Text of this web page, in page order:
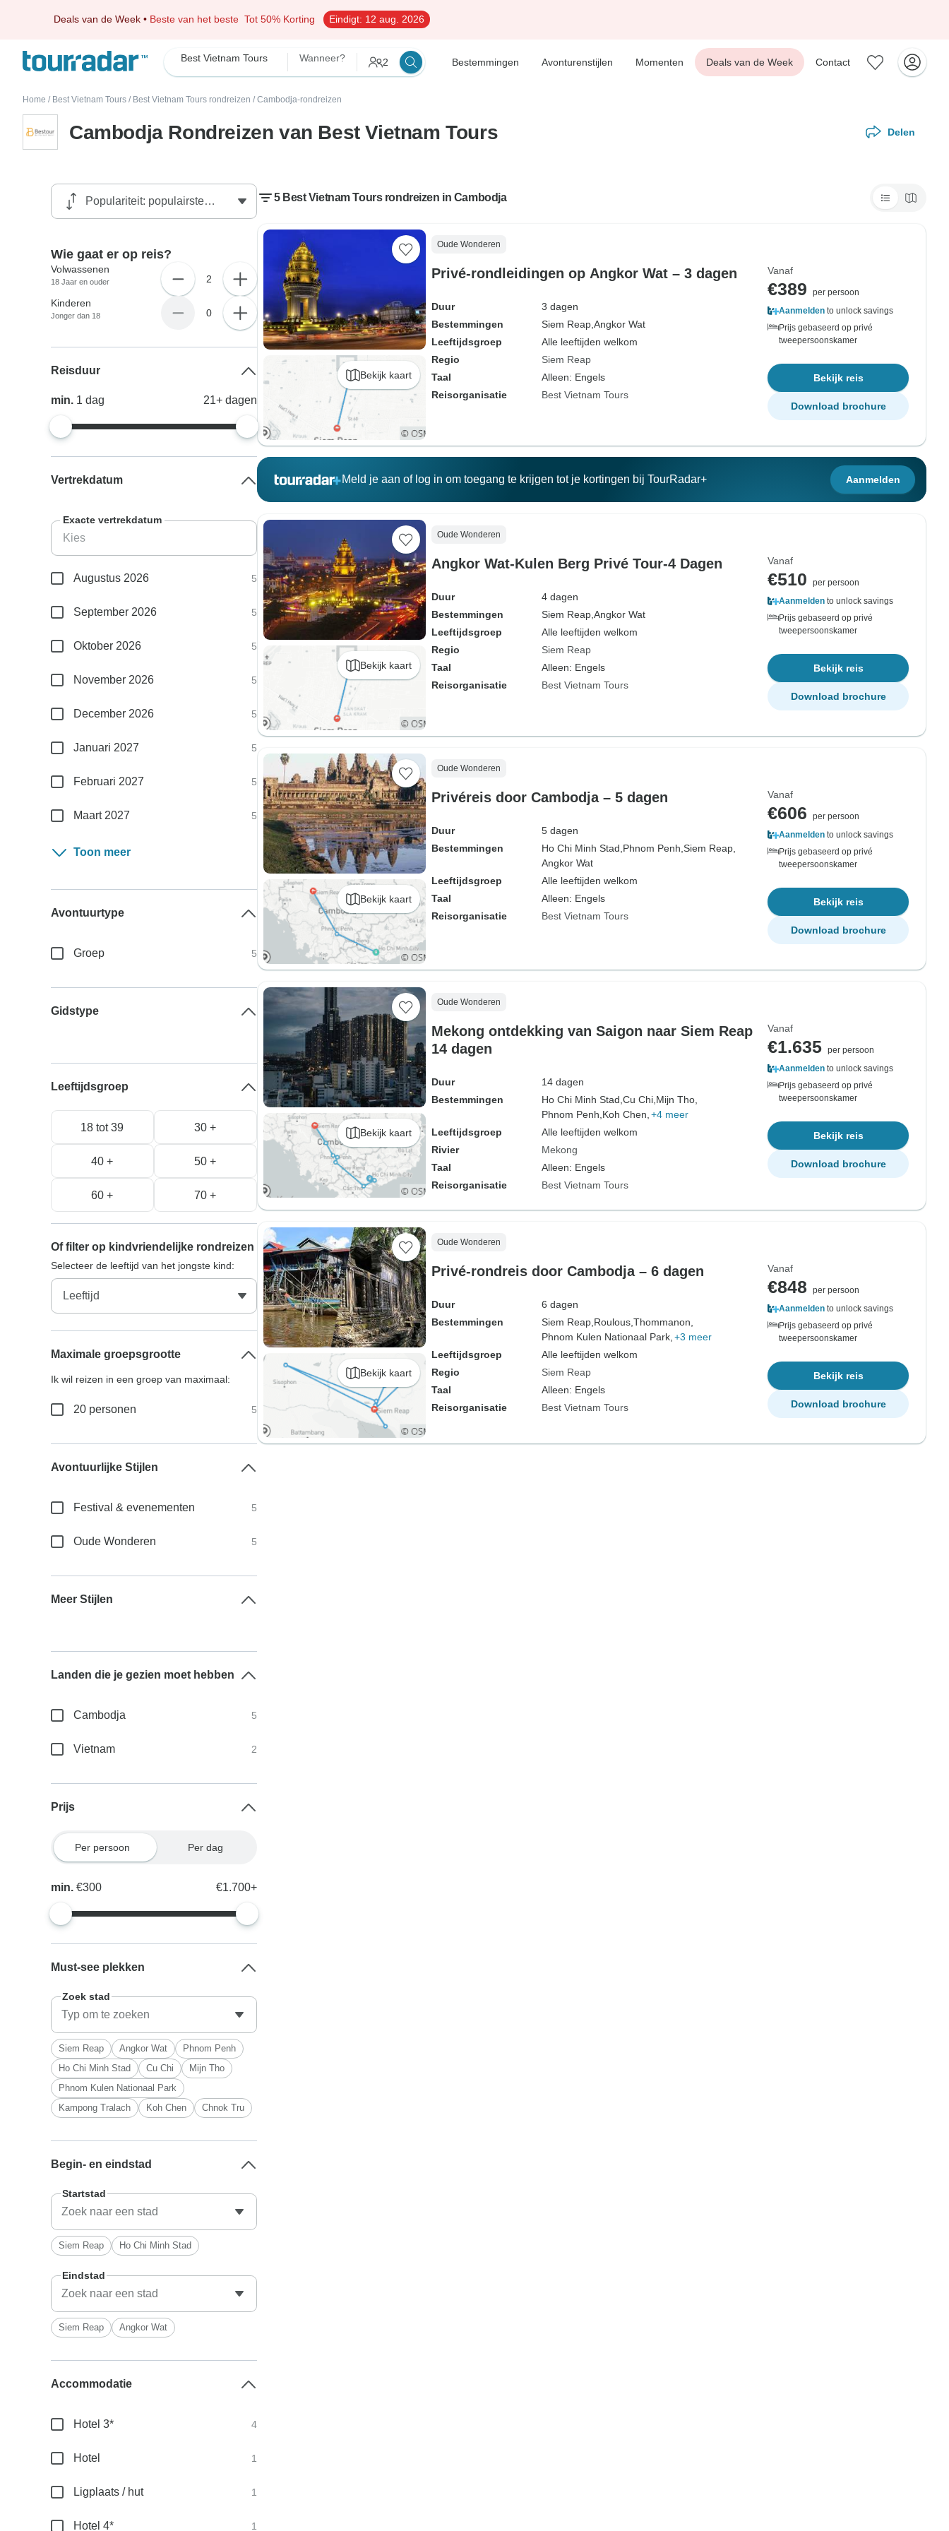
Deals van de Week • Beste van het beste Tot 50% Korting Eindigt: 12 aug. 2026
Best Vietnam Tours Wanneer? 2 Bestemmingen Avonturenstijlen Momenten Deals van de Week Contact
Home / Best Vietnam Tours / Best Vietnam Tours rondreizen / Cambodja-rondreizen
Cambodja Rondreizen van Best Vietnam Tours Delen
5 Best Vietnam Tours rondreizen in Cambodja
Bekijk kaart
Oude Wonderen
Privé-rondleidingen op Angkor Wat – 3 dagen
Duur
3 dagen
Bestemmingen
Siem Reap, Angkor Wat
Leeftijdsgroep
Alle leeftijden welkom
Regio
Siem Reap
Taal
Alleen: Engels
Reisorganisatie
Best Vietnam Tours
Vanaf
€389
per persoon
Aanmelden to unlock savings
Prijs gebaseerd op privé
tweepersoonskamer
Bekijk reis
Download brochure
Meld je aan of log in om toegang te krijgen tot je kortingen bij TourRadar+ Aanmelden
Bekijk kaart
Oude Wonderen
Angkor Wat-Kulen Berg Privé Tour-4 Dagen
Duur
4 dagen
Bestemmingen
Siem Reap, Angkor Wat
Leeftijdsgroep
Alle leeftijden welkom
Regio
Siem Reap
Taal
Alleen: Engels
Reisorganisatie
Best Vietnam Tours
Vanaf
€510
per persoon
Aanmelden to unlock savings
Prijs gebaseerd op privé
tweepersoonskamer
Bekijk reis
Download brochure
Bekijk kaart
Oude Wonderen
Privéreis door Cambodja – 5 dagen
Duur
5 dagen
Bestemmingen
Ho Chi Minh Stad, Phnom Penh, Siem Reap,
Angkor Wat
Leeftijdsgroep
Alle leeftijden welkom
Taal
Alleen: Engels
Reisorganisatie
Best Vietnam Tours
Vanaf
€606
per persoon
Aanmelden to unlock savings
Prijs gebaseerd op privé
tweepersoonskamer
Bekijk reis
Download brochure
Bekijk kaart
Oude Wonderen
Mekong ontdekking van Saigon naar Siem Reap
14 dagen
Duur
14 dagen
Bestemmingen
Ho Chi Minh Stad, Cu Chi, Mijn Tho,
Phnom Penh, Koh Chen, +4 meer
Leeftijdsgroep
Alle leeftijden welkom
Rivier
Mekong
Taal
Alleen: Engels
Reisorganisatie
Best Vietnam Tours
Vanaf
€1.635 per persoon
Aanmelden to unlock savings
Prijs gebaseerd op privé
tweepersoonskamer
Bekijk reis
Download brochure
Bekijk kaart
Oude Wonderen
Privé-rondreis door Cambodja – 6 dagen
Duur
6 dagen
Bestemmingen
Siem Reap, Roulous, Thommanon,
Phnom Kulen Nationaal Park, +3 meer
Leeftijdsgroep
Alle leeftijden welkom
Regio
Siem Reap
Taal
Alleen: Engels
Reisorganisatie
Best Vietnam Tours
Vanaf
€848
per persoon
Aanmelden to unlock savings
Prijs gebaseerd op privé
tweepersoonskamer
Bekijk reis
Download brochure
Wie gaat er op reis?
Volwassenen
18 Jaar en ouder 2
Kinderen
Jonger dan 18 0
Reisduur
min. 1dag 21+ dagen
Vertrekdatum
Exacte vertrekdatum
Augustus 2026 5
September 2026 5
Oktober 2026 5
November 2026 5
December 2026 5
Januari 2027 5
Februari 2027 5
Maart 2027 5
Toon meer
Avontuurtype
Groep 5
Gidstype
Leeftijdsgroep
18 tot 39 30 +
40 + 50 +
60 + 70 +
Of filter op kindvriendelijke rondreizen
Selecteer de leeftijd van het jongste kind:
Maximale groepsgrootte
Ik wil reizen in een groep van maximaal:
20 personen 5
Avontuurlijke Stijlen
Festival & evenementen 5
Oude Wonderen 5
Meer Stijlen
Landen die je gezien moet hebben
Cambodja 5
Vietnam 2
Prijs
Per persoon Per dag
min.€300 €1.700+
Must-see plekken
Zoek stad
Siem Reap Angkor Wat
Phnom Penh
Ho Chi Minh Stad
Cu Chi
Mijn Tho
Phnom Kulen Nationaal Park
Kampong Tralach
Koh Chen Chnok Tru
Begin- en eindstad
Startstad
Siem Reap Ho Chi Minh Stad
Eindstad
Siem Reap Angkor Wat
Accommodatie
Hotel 3* 4
Hotel 1
Ligplaats / hut 1
Hotel 4* 1